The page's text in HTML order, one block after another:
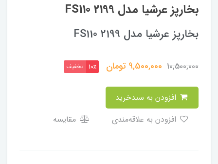
بخارپز عرشیا مدل FS110 2199
بخارپز عرشیا مدل FS110 2199
10,500,000
9,500,000 تومان 10٪ تخفیف
مقایسه